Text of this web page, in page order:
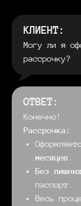
КЛИЕНТ:
Могу ли я
рассрочку?
ОТВЕТ:
Конечно!
Рассрочка:
месяцев
Без
паспорт.
Весь